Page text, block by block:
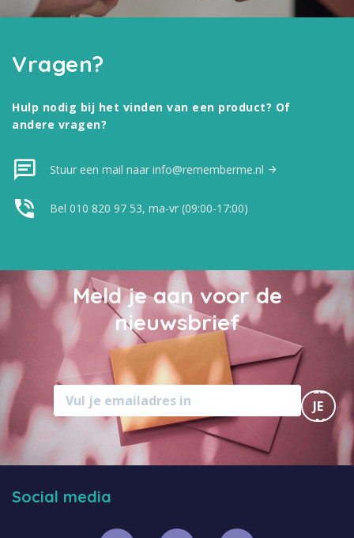
Vragen?
Hulp nodig bij het vinden van een product? Of
andere vragen?
Stuur een mail naar info@rememberme.nl
Bel 010 820 97 53, ma-vr (09:00-17:00)
Meld je aan voor de
nieuwsbrief
MELD
JE
AAN
Social media